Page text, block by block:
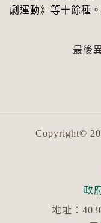
劇運動》等十餘種。
最後
Copyright©
政
地址：